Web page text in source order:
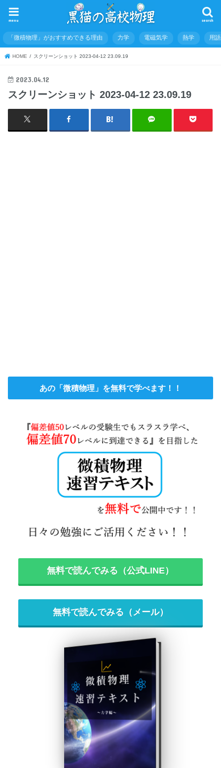
search
menu
「微積物理」がおすすめできる理由 力学 電磁気学 熱学 用
HOME スクリーンショット 2023-04-12 23.09.19
2023.04.12
スクリーンショット 2023-04-12 23.09.19
あの「微積物理」を無料で学べます！！
無料で読んでみる（公式LINE）
無料で読んでみる（メール）